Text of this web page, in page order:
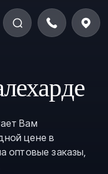
Вам
цене в
оптовые заказы,